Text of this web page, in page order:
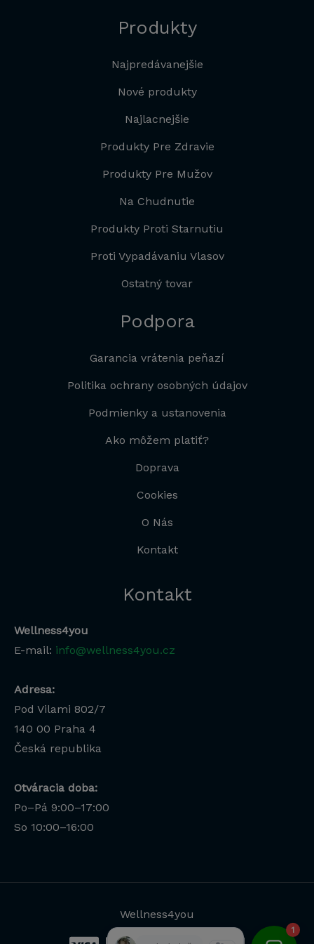
Produkty
Najpredávanejšie
Nové produkty
Najlacnejšie
Produkty Pre Zdravie
Produkty Pre Mužov
Na Chudnutie
Produkty Proti Starnutiu
Proti Vypadávaniu Vlasov
Ostatný tovar
Podpora
Garancia vrátenia peňazí
Politika ochrany osobných údajov
Podmienky a ustanovenia
Ako môžem platiť?
Doprava
Cookies
O Nás
Kontakt
Kontakt
Wellness4you
E-mail: info@wellness4you.cz
Adresa:
Pod Vilami 802/7
140 00 Praha 4
Česká republika
Otváracia doba:
Po–Pá 9:00–17:00
So 10:00–16:00
Wellness4you
1
Lucia